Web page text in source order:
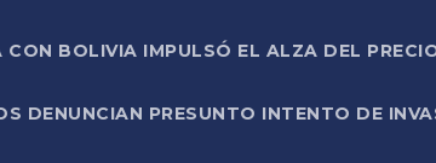
CON BOLIVIA IMPULSÓ EL ALZA DEL
DENUNCIAN PRESUNTO INTENTO DE